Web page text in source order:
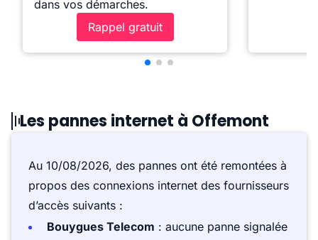
dans vos démarches.
Rappel gratuit
Les pannes internet à Offemont
Au 10/08/2026, des pannes ont été remontées à
propos des connexions internet des fournisseurs
d’accès suivants :
Bouygues Telecom : aucune panne signalée